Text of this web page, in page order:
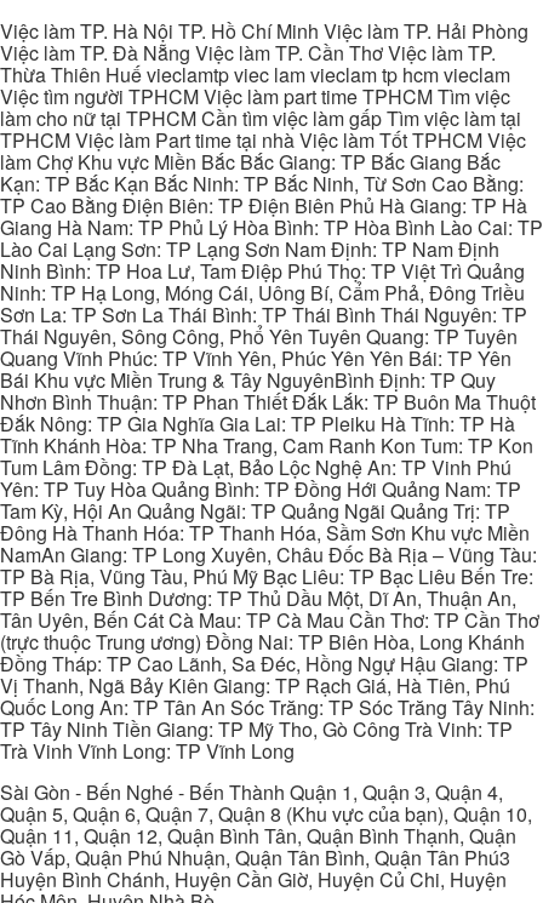
Việc làm TP. Hà Nội TP. Hồ Chí Minh Việc làm TP. Hải Phòng
Việc làm TP. Đà Nẵng Việc làm TP. Cần Thơ Việc làm TP.
Thừa Thiên Huế vieclamtp viec lam vieclam tp hcm vieclam
Việc tìm người TPHCM Việc làm part time TPHCM Tìm việc
làm cho nữ tại TPHCM Cần tìm việc làm gấp Tìm việc làm tại
TPHCM Việc làm Part time tại nhà Việc làm Tốt TPHCM Việc
làm Chợ Khu vực Miền Bắc Bắc Giang: TP Bắc Giang Bắc
Kạn: TP Bắc Kạn Bắc Ninh: TP Bắc Ninh, Từ Sơn Cao Bằng:
TP Cao Bằng Điện Biên: TP Điện Biên Phủ Hà Giang: TP Hà
Giang Hà Nam: TP Phủ Lý Hòa Bình: TP Hòa Bình Lào Cai: TP
Lào Cai Lạng Sơn: TP Lạng Sơn Nam Định: TP Nam Định
Ninh Bình: TP Hoa Lư, Tam Điệp Phú Thọ: TP Việt Trì Quảng
Ninh: TP Hạ Long, Móng Cái, Uông Bí, Cẩm Phả, Đông Triều
Sơn La: TP Sơn La Thái Bình: TP Thái Bình Thái Nguyên: TP
Thái Nguyên, Sông Công, Phổ Yên Tuyên Quang: TP Tuyên
Quang Vĩnh Phúc: TP Vĩnh Yên, Phúc Yên Yên Bái: TP Yên
Bái Khu vực Miền Trung & Tây NguyênBình Định: TP Quy
Nhơn Bình Thuận: TP Phan Thiết Đắk Lắk: TP Buôn Ma Thuột
Đắk Nông: TP Gia Nghĩa Gia Lai: TP Pleiku Hà Tĩnh: TP Hà
Tĩnh Khánh Hòa: TP Nha Trang, Cam Ranh Kon Tum: TP Kon
Tum Lâm Đồng: TP Đà Lạt, Bảo Lộc Nghệ An: TP Vinh Phú
Yên: TP Tuy Hòa Quảng Bình: TP Đồng Hới Quảng Nam: TP
Tam Kỳ, Hội An Quảng Ngãi: TP Quảng Ngãi Quảng Trị: TP
Đông Hà Thanh Hóa: TP Thanh Hóa, Sầm Sơn Khu vực Miền
NamAn Giang: TP Long Xuyên, Châu Đốc Bà Rịa – Vũng Tàu:
TP Bà Rịa, Vũng Tàu, Phú Mỹ Bạc Liêu: TP Bạc Liêu Bến Tre:
TP Bến Tre Bình Dương: TP Thủ Dầu Một, Dĩ An, Thuận An,
Tân Uyên, Bến Cát Cà Mau: TP Cà Mau Cần Thơ: TP Cần Thơ
(trực thuộc Trung ương) Đồng Nai: TP Biên Hòa, Long Khánh
Đồng Tháp: TP Cao Lãnh, Sa Đéc, Hồng Ngự Hậu Giang: TP
Vị Thanh, Ngã Bảy Kiên Giang: TP Rạch Giá, Hà Tiên, Phú
Quốc Long An: TP Tân An Sóc Trăng: TP Sóc Trăng Tây Ninh:
TP Tây Ninh Tiền Giang: TP Mỹ Tho, Gò Công Trà Vinh: TP
Trà Vinh Vĩnh Long: TP Vĩnh Long
Sài Gòn - Bến Nghé - Bến Thành Quận 1, Quận 3, Quận 4,
Quận 5, Quận 6, Quận 7, Quận 8 (Khu vực của bạn), Quận 10,
Quận 11, Quận 12, Quận Bình Tân, Quận Bình Thạnh, Quận
Gò Vấp, Quận Phú Nhuận, Quận Tân Bình, Quận Tân Phú3
Huyện Bình Chánh, Huyện Cần Giờ, Huyện Củ Chi, Huyện